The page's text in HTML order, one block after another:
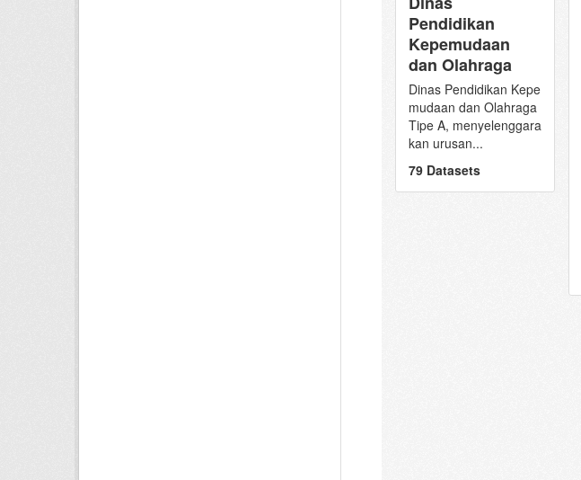
Pendidikan
Kepemudaan
dan Olahraga
Dinas Pendidikan Kepe
mudaan dan Olahraga
Tipe A, menyelenggara
kan urusan...
79 Datasets